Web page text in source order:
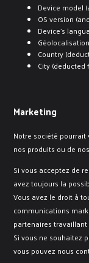
Device model
OS version
Device’s
Country
City
Marketing
Notre société
nos produits ou de
Si vous acceptez de
avez toujours la
Vous avez le droit à
communications
partenaires travaillant
Si vous ne souhaitez
vous pouvez nous